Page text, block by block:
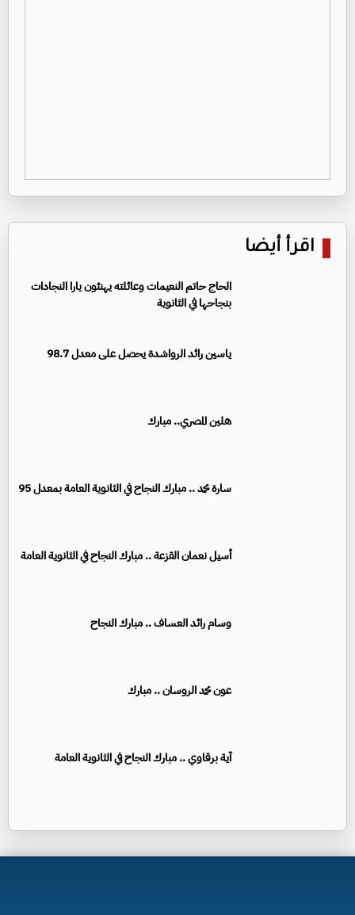
اقرأ أيضا
الحاج حاتم النعيمات وعائلته يهنئون يارا النجادات
بنجاحها في الثانوية
ياسين رائد الرواشدة يحصل على معدل 98.7
هلين المصري.. مبارك
سارة محمد .. مبارك النجاح في الثانوية العامة بمعدل 95
أسيل نعمان القزعة .. مبارك النجاح في الثانوية العامة
وسام رائد العساف .. مبارك النجاح
عون محمد الروسان .. مبارك
آية برقاوي .. مبارك النجاح في الثانوية العامة